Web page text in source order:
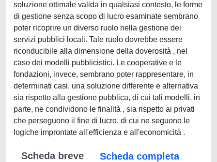
soluzione ottimale valida in qualsiasi contesto, le forme
di gestione senza scopo di lucro esaminate sembrano
poter ricoprire un diverso ruolo nella gestione dei
servizi pubblici locali. Tale ruolo dovrebbe essere
riconducibile alla dimensione della doverosità , nel
caso dei modelli pubblicistici. Le cooperative e le
fondazioni, invece, sembrano poter rappresentare, in
determinati casi, una soluzione differente e alternativa
sia rispetto alla gestione pubblica, di cui tali modelli, in
parte, ne condividono le finalità , sia rispetto ai privati
che perseguono il fine di lucro, di cui ne seguono le
logiche improntate all'efficienza e all'economicità .
Scheda breve
Scheda completa